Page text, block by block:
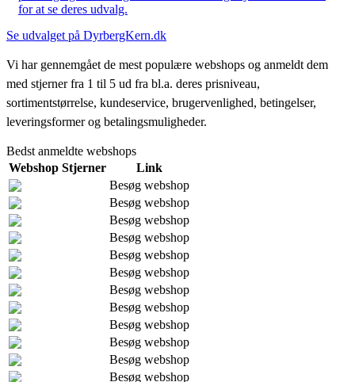
for at se deres udvalg.
Se udvalget på DyrbergKern.dk
Vi har gennemgået de mest populære webshops og anmeldt dem
med stjerner fra 1 til 5 ud fra bl.a. deres prisniveau,
sortimentstørrelse, kundeservice, brugervenlighed, betingelser,
leveringsformer og betalingsmuligheder.
Bedst anmeldte webshops
Webshop Stjerner
Link
Besøg webshop
Besøg webshop
Besøg webshop
Besøg webshop
Besøg webshop
Besøg webshop
Besøg webshop
Besøg webshop
Besøg webshop
Besøg webshop
Besøg webshop
Besøg webshop